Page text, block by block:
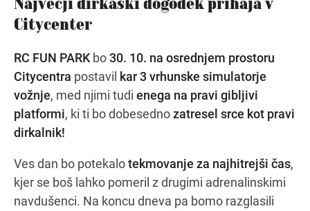
Navodila za pot
Citycenter
RC FUN PARK bo30. 10. na osrednjem prostoru
Citycentra postavil kar 3 vrhunske simulatorje
vožnje, med njimi tudi enega na pravi gibljivi
platformi, ki ti bo dobesednozatresel srce kot pravi
dirkalnik!
Ves dan bo potekalotekmovanje za najhitrejši čas,
kjer se boš lahko pomeril z drugimi adrenalinskimi
navdušenci. Na koncu dneva pa bomo razglasili